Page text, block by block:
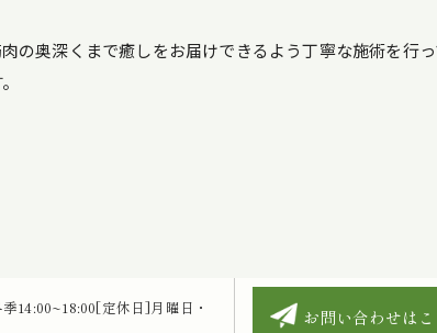
の奥深くまで癒しをお届けできるよう丁寧な施術を行
14:00~18:00[定休日]月曜日・ お問い合わせはこ